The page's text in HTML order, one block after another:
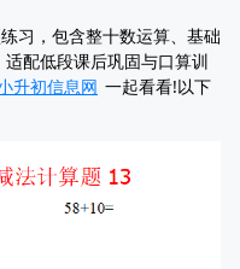
，包含整十数运算、基础
配低段课后巩固与口算训
升初信息网 一起看看!以下